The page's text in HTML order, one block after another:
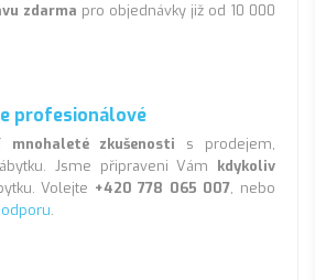
zdarma pro objednávky již od 10 000
profesionálové
mnohaleté zkušenosti s prodejem,
Jsme připraveni Vám kdykoliv
Volejte +420 778 065 007, nebo
.